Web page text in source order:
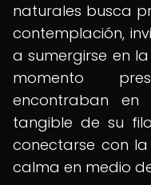
naturales busca
contemplación,
a sumergirse en
momento
encontraban en
tangible de su
conectarse con
calma en medio